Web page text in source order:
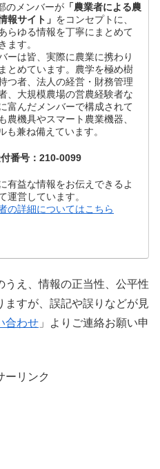
のメンバーが 「農業者による農
報サイト」 をコンセプトに、
らゆる情報を丁寧にまとめて
ます。
ーは皆、実際に農業に携わり
とめています。農学を極め樹
つ者、法人の経営・財務管理
、大規模農場の営農経験者な
富んだメンバーで構成されて
農機具やスマート農業機器、
も兼ね備えています。
番号：210-0099
有益な情報をお伝えできるよ
運営しています。
の詳細についてはこちら
え、情報の正当性、公平性
ますが、誤記や誤りなどが見
合わせ 」よりご連絡お願い申
ーリンク